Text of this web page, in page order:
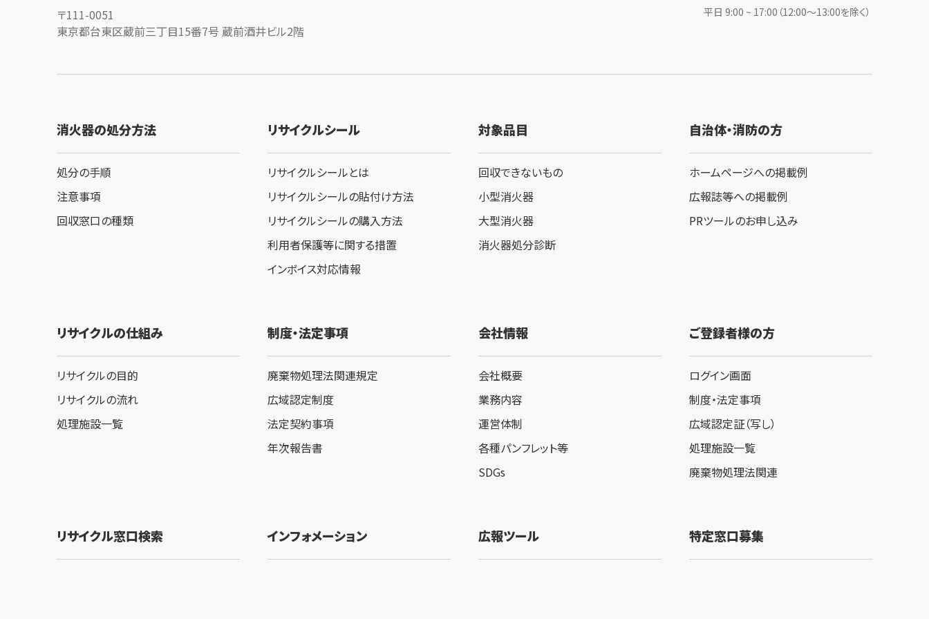
〒111-0051
東京都台東区蔵前三丁目15番7号 蔵前酒井ビル2階
平日 9:00 ~ 17:00（12:00〜13:00を除く）
消火器の処分方法
処分の手順
注意事項
回収窓口の種類
リサイクルシール
リサイクルシールとは
リサイクルシールの貼付け方法
リサイクルシールの購入方法
利用者保護等に関する措置
インボイス対応情報
対象品目
回収できないもの
小型消火器
大型消火器
消火器処分診断
自治体・消防の方
ホームページへの掲載例
広報誌等への掲載例
PRツールのお申し込み
リサイクルの仕組み
リサイクルの目的
リサイクルの流れ
処理施設一覧
制度・法定事項
廃棄物処理法関連規定
広域認定制度
法定契約事項
年次報告書
会社情報
会社概要
業務内容
運営体制
各種パンフレット等
SDGs
ご登録者様の方
ログイン画面
制度・法定事項
広域認定証（写し）
処理施設一覧
廃棄物処理法関連
リサイクル窓口検索 インフォメーション 広報ツール 特定窓口募集